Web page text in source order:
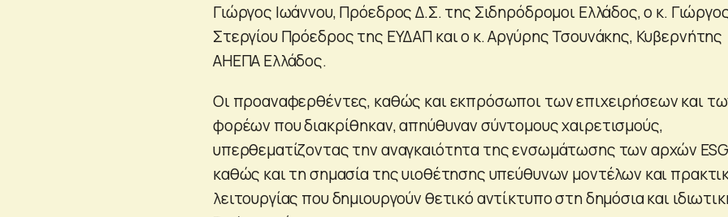
Γιώργος Ιωάννου, Πρόεδρος Δ.Σ. της Σιδηρόδρομοι Ελλάδος, ο κ.
Στεργίου Πρόεδρος της ΕΥΔΑΠ και ο κ. Αργύρης Τσουνάκης, Κυβερνήτης
ΑΗΕΠΑ Ελλάδος.
Οι προαναφερθέντες, καθώς και εκπρόσωποι των επιχειρήσεων και
φορέων που διακρίθηκαν, απηύθυναν σύντομους χαιρετισμούς,
υπερθεματίζοντας την αναγκαιότητα της ενσωμάτωσης των αρχών
καθώς και τη σημασία της υιοθέτησης υπεύθυνων μοντέλων και
λειτουργίας που δημιουργούν θετικό αντίκτυπο στη δημόσια και